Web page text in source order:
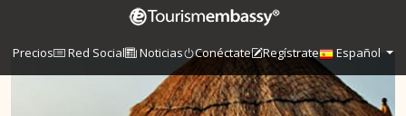
Precios Red Social Noticias Conéctate Regístrate Español